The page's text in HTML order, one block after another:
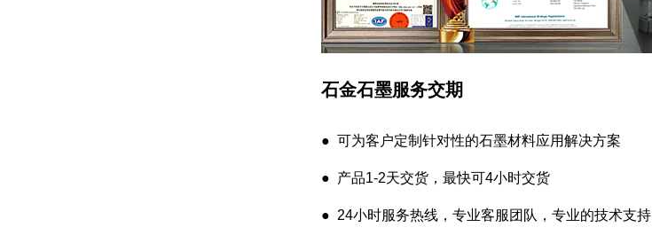
石金石墨服务交期
● 可为客户定制针对性的石墨材料应用解决方案
● 产品1-2天交货，最快可4小时交货
● 24小时服务热线，专业客服团队，专业的技术支持